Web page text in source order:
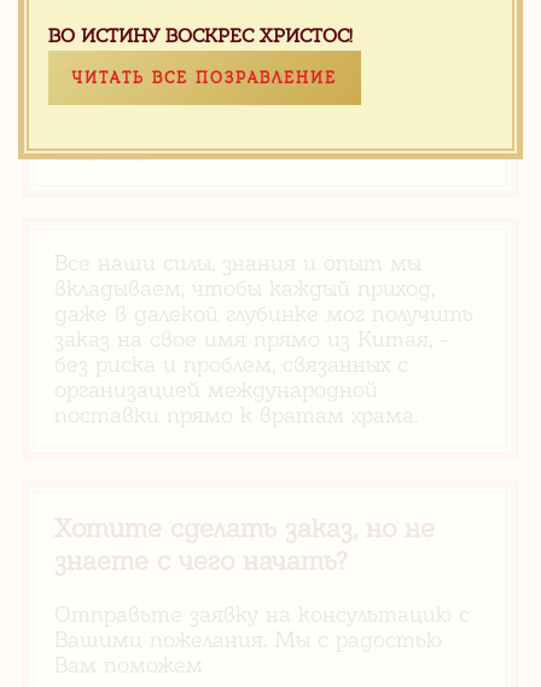
Апрель 2025, Китай,
предчувствие…..
Все наши силы, знания и опыт мы
вкладываем, чтобы каждый приход,
даже в далекой глубинке мог получить
заказ на свое имя прямо из Китая, -
без риска и проблем, связанных с
организацией международной
поставки прямо к вратам храма.
Хотите сделать заказ, но не
знаете с чего начать?
Отправьте заявку на консультацию с
Вашими пожелания. Мы с радостью
Вам поможем
ВО ИСТИНУ ВОСКРЕС ХРИСТОС!
ЧИТАТЬ ВСЕ ПОЗРАВЛЕНИЕ